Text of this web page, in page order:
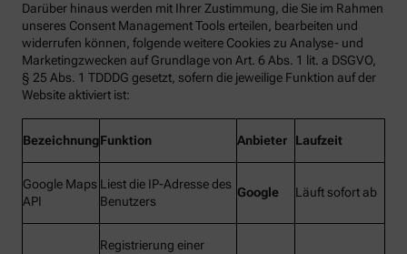
Darüber hinaus werden mit Ihrer Zustimmung, die Sie im Rahmen
unseres Consent Management Tools erteilen, bearbeiten und
widerrufen können, folgende weitere Cookies zu Analyse- und
Marketingzwecken auf Grundlage von Art. 6 Abs. 1 lit. a DSGVO,
§ 25 Abs. 1 TDDDG gesetzt, sofern die jeweilige Funktion auf der
Website aktiviert ist:
BezeichnungFunktion Anbieter Laufzeit
Google Maps
API
Liest die IP-Adresse des
Benutzers
Google Läuft sofort ab
Registrierung einer